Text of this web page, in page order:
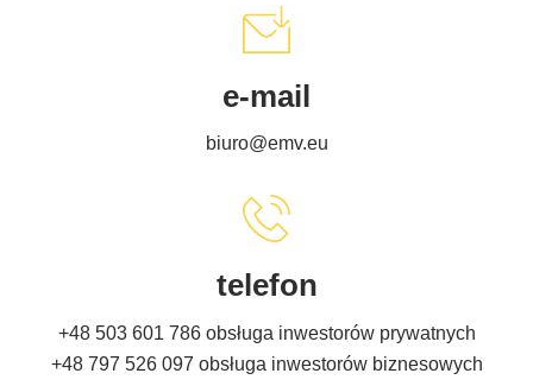
e-mail
biuro@emv.eu
telefon
+48 503 601 786 obsługa inwestorów prywatnych
+48 797 526 097 obsługa inwestorów biznesowych